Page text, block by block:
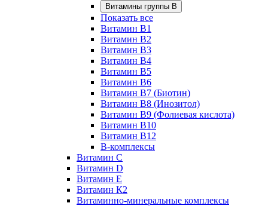
Витамины группы B
Показать все
Витамин B1
Витамин B2
Витамин B3
Витамин B4
Витамин B5
Витамин B6
Витамин B7 (Биотин)
Витамин B8 (Инозитол)
Витамин B9 (Фолиевая кислота)
Витамин B10
Витамин B12
B-комплексы
Витамин C
Витамин D
Витамин E
Витамин К2
Витаминно-минеральные комплексы